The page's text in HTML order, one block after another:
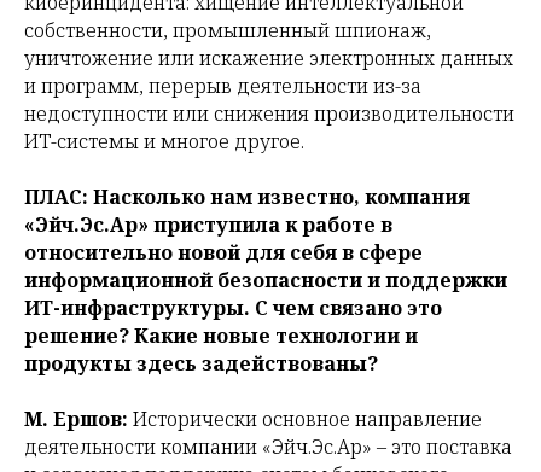
собственности, промышленный шпионаж,
уничтожение или искажение электронных данных
и программ, перерыв деятельности из-за
недоступности или снижения производительности
ИТ-системы и многое другое.
ПЛАС: Насколько нам известно, компания
«Эйч.Эс.Ар» приступила к работе в
относительно новой для себя в сфере
информационной безопасности и поддержки
ИТ-инфраструктуры. С чем связано это
решение? Какие новые технологии и
продукты здесь задействованы?
М. Ершов: Исторически основное направление
деятельности компании «Эйч.Эс.Ар» – это поставка